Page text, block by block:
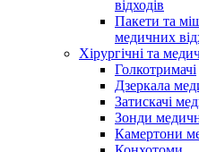
відходів
Пакети та
медичних
Хірургічні та
Голкотримачі
Дзеркала
Затискачі
Зонди
Камертони